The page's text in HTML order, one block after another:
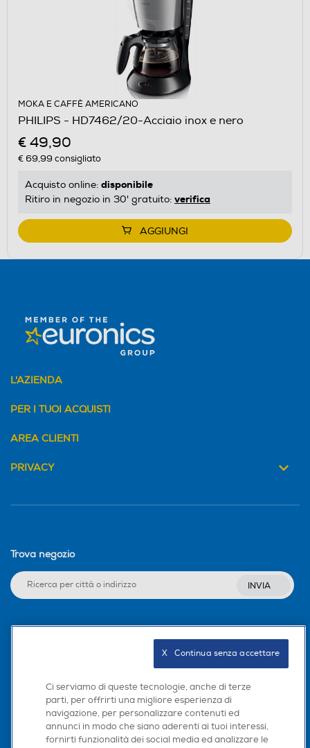
MOKA E CAFFÈ AMERICANO
PHILIPS - HD7462/20-Acciaio inox e nero
€ 49,90
€ 69,99 consigliato
Acquisto online: disponibile
Ritiro in negozio in 30' gratuito: verifica
AGGIUNGI
L'AZIENDA
PER I TUOI ACQUISTI
AREA CLIENTI
PRIVACY
Trova negozio
INVIA
Scarica la nostra app
Ci serviamo di queste tecnologie, anche di terze
parti, per offrirti una migliore esperienza di
navigazione, per personalizzare contenuti ed
annunci in modo che siano aderenti ai tuoi interessi,
fornirti funzionalità dei social media ed analizzare le
X   Continua senza accettare